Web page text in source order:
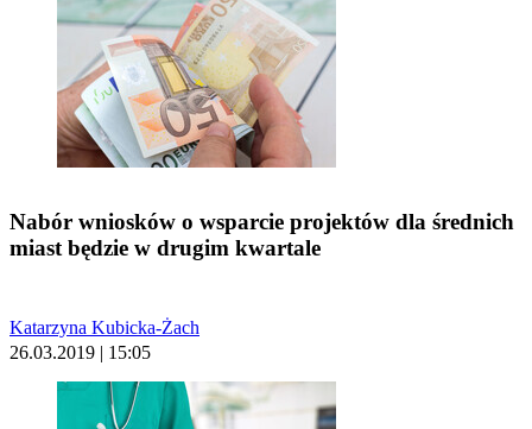
Nabór wniosków o wsparcie projektów dla średnich
miast będzie w drugim kwartale
Katarzyna Kubicka-Żach
26.03.2019 | 15:05